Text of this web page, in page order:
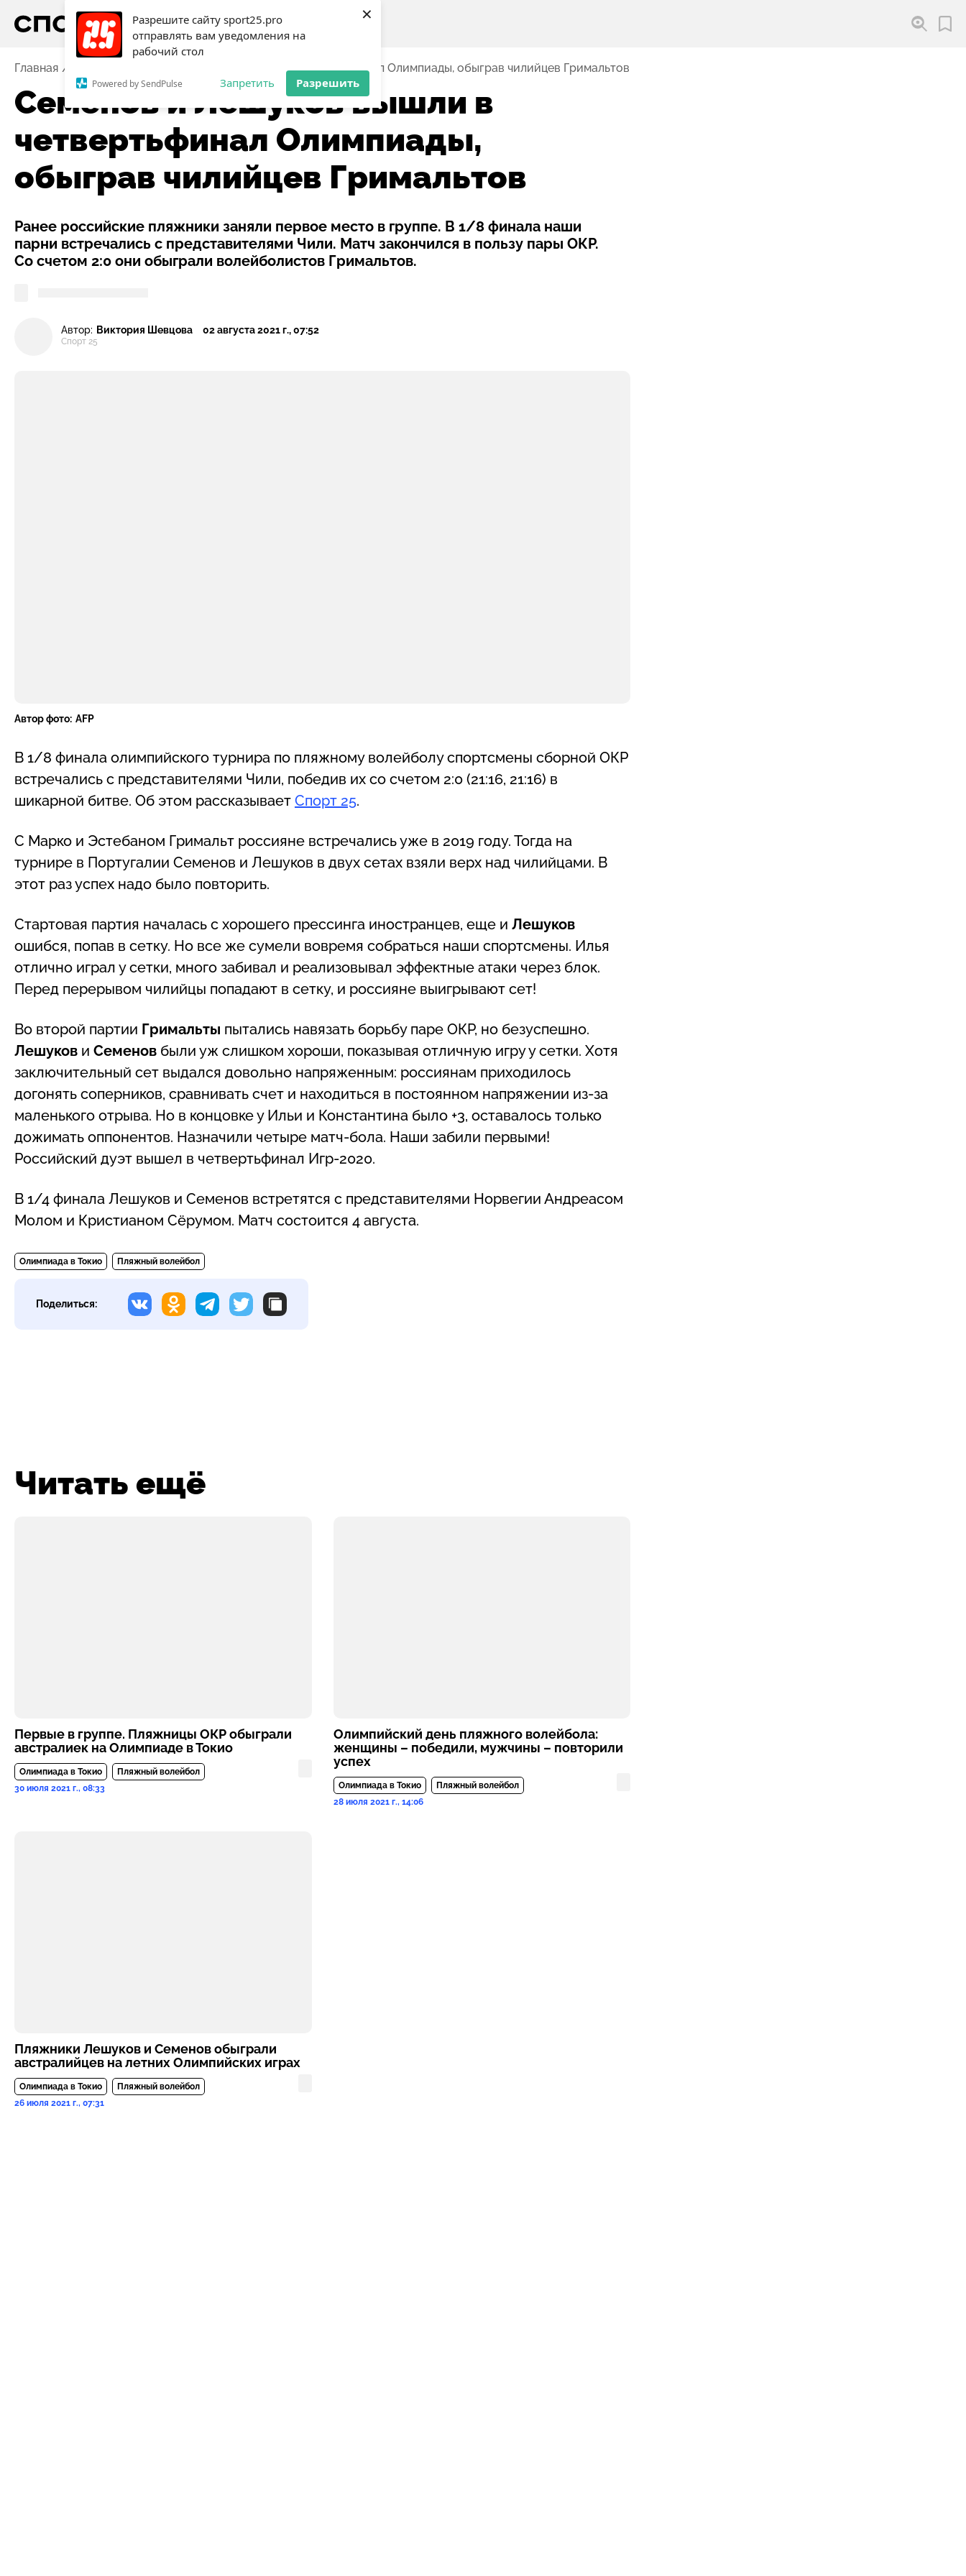
Разрешите сайту sport25.pro
отправлять вам уведомления на
рабочий стол
Powered by SendPulse Запретить Разрешить
×
Главная Семенов и Лешуков вышли в четвертьфинал Олимпиады, обыграв чилийцев Гримальтов
Семенов и Лешуков вышли в
четвертьфинал Олимпиады,
обыграв чилийцев Гримальтов
Ранее российские пляжники заняли первое место в группе. В 1/8 финала наши
парни встречались с представителями Чили. Матч закончился в пользу пары ОКР.
Со счетом 2:0 они обыграли волейболистов Гримальтов.
Автор: Виктория Шевцова
Спорт 25
02 августа 2021 г., 07:52
Автор фото: AFP
В 1/8 финала олимпийского турнира по пляжному волейболу спортсмены сборной ОКР
встречались с представителями Чили, победив их со счетом 2:0 (21:16, 21:16) в
шикарной битве. Об этом рассказывает Спорт 25.
С Марко и Эстебаном Гримальт россияне встречались уже в 2019 году. Тогда на
турнире в Португалии Семенов и Лешуков в двух сетах взяли верх над чилийцами. В
этот раз успех надо было повторить.
Стартовая партия началась с хорошего прессинга иностранцев, еще и Лешуков
ошибся, попав в сетку. Но все же сумели вовремя собраться наши спортсмены. Илья
отлично играл у сетки, много забивал и реализовывал эффектные атаки через блок.
Перед перерывом чилийцы попадают в сетку, и россияне выигрывают сет!
Во второй партии Гримальты пытались навязать борьбу паре ОКР, но безуспешно.
Лешуков и Семенов были уж слишком хороши, показывая отличную игру у сетки. Хотя
заключительный сет выдался довольно напряженным: россиянам приходилось
догонять соперников, сравнивать счет и находиться в постоянном напряжении из-за
маленького отрыва. Но в концовке у Ильи и Константина было +3, оставалось только
дожимать оппонентов. Назначили четыре матч-бола. Наши забили первыми!
Российский дуэт вышел в четвертьфинал Игр-2020.
В 1/4 финала Лешуков и Семенов встретятся с представителями Норвегии Андреасом
Молом и Кристианом Сёрумом. Матч состоится 4 августа.
Олимпиада в Токио Пляжный волейбол
Поделиться:
Читать ещё
Первые в группе. Пляжницы ОКР обыграли
австралиек на Олимпиаде в Токио
Олимпиада в Токио
Пляжный волейбол
30 июля 2021 г., 08:33
Олимпийский день пляжного волейбола:
женщины – победили, мужчины – повторили
успех
Олимпиада в Токио
Пляжный волейбол
28 июля 2021 г., 14:06
Пляжники Лешуков и Семенов обыграли
австралийцев на летних Олимпийских играх
Олимпиада в Токио
Пляжный волейбол
26 июля 2021 г., 07:31